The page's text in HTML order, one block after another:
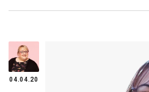
04.04.20